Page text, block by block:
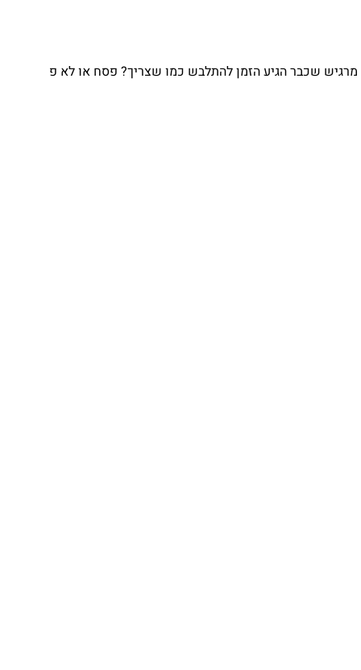
שכבר הגיע הזמן להתלבש כמו שצריך? פסח או לא פ